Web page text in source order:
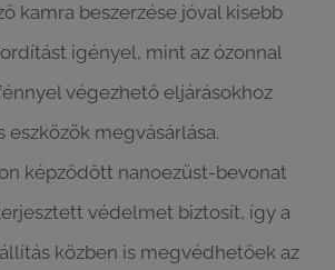
kamra beszerzése jóval kisebb
igényel, mint az ózonnal
végezhető eljárásokhoz
eszközök megvásárlása.
képződött nanoezüst-bevonat
védelmet biztosít, így a
közben is megvédhetőek az